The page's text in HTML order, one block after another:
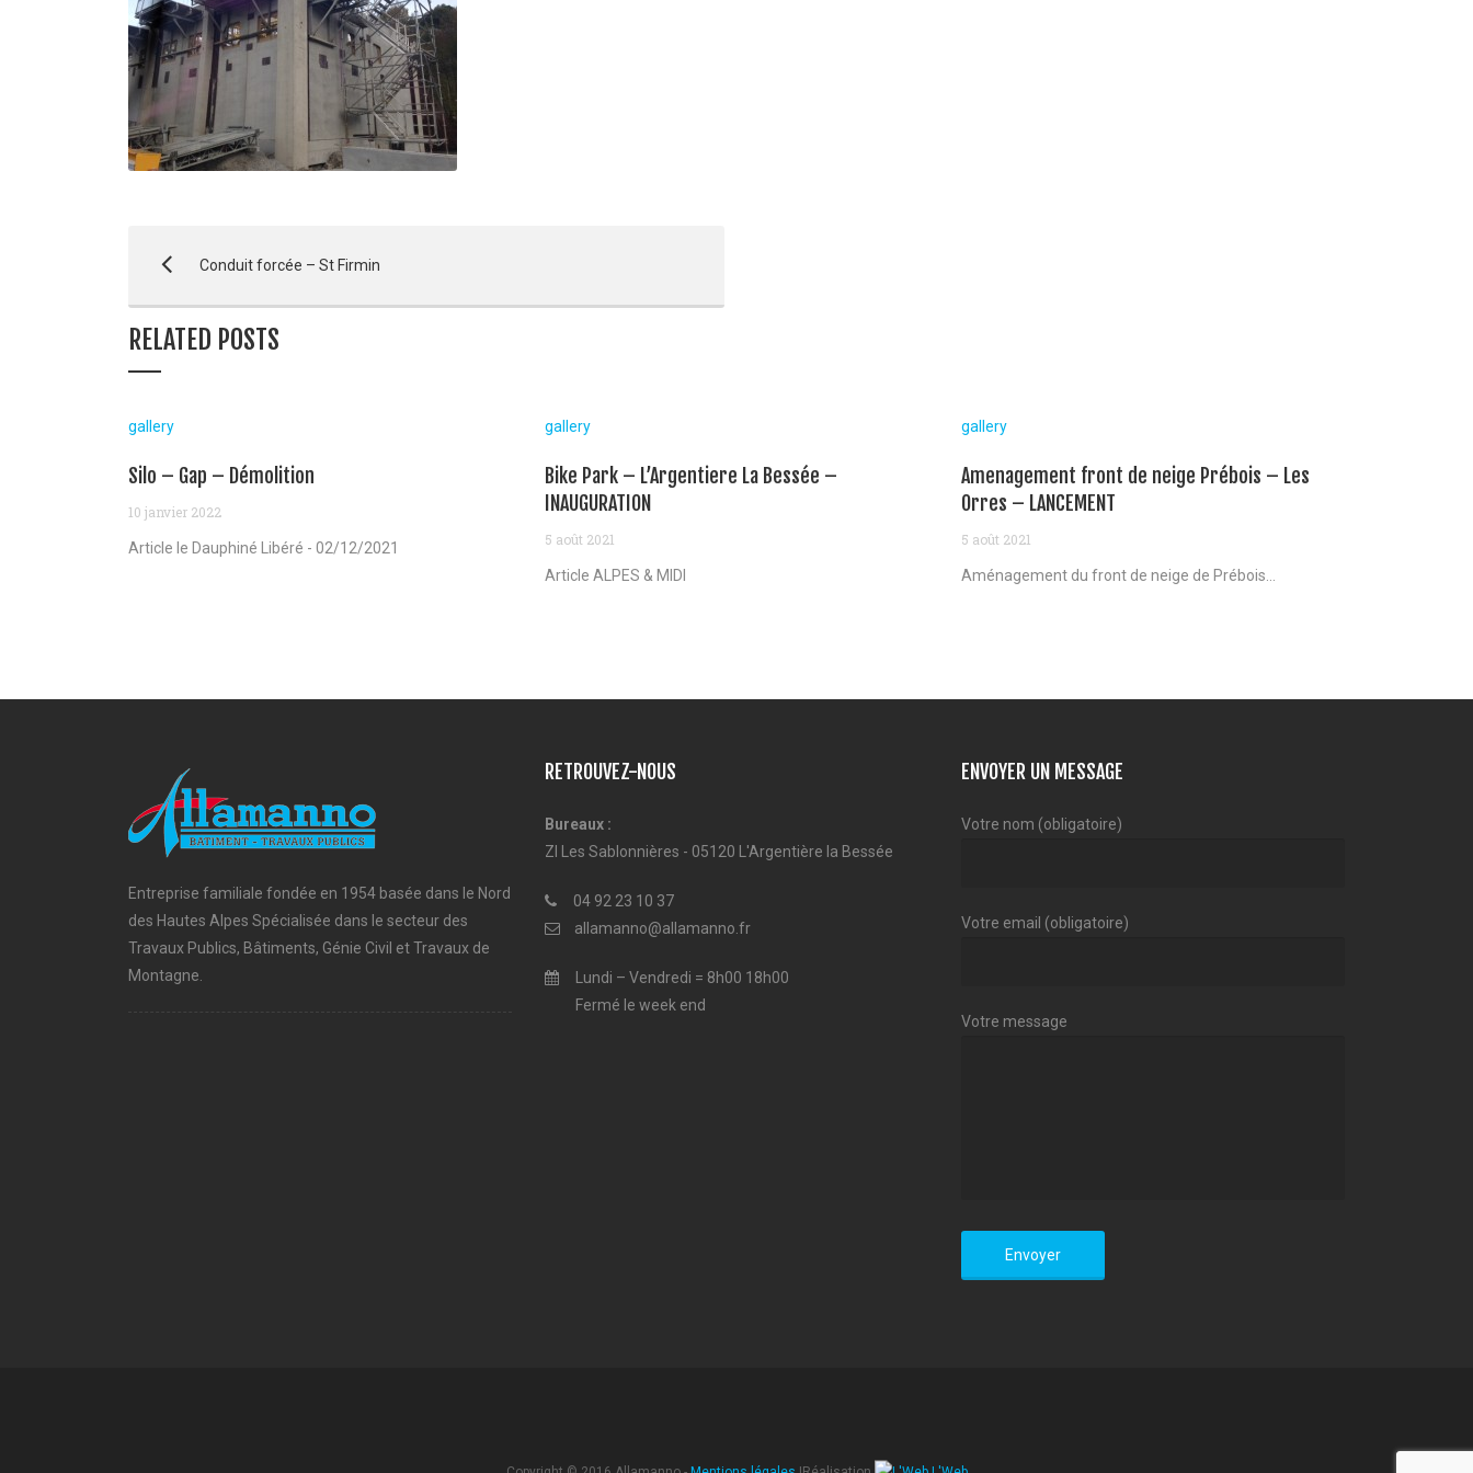
Conduit forcée – St Firmin
RELATED POSTS
gallery
Silo – Gap – Démolition
10 janvier 2022
Article le Dauphiné Libéré - 02/12/2021
gallery
Bike Park – L’Argentiere La Bessée –
INAUGURATION
5 août 2021
Article ALPES & MIDI
gallery
Amenagement front de neige Prébois – Les
Orres – LANCEMENT
5 août 2021
Aménagement du front de neige de Prébois...
Entreprise familiale fondée en 1954 basée dans le Nord
des Hautes Alpes Spécialisée dans le secteur des
Travaux Publics, Bâtiments, Génie Civil et Travaux de
Montagne.
RETROUVEZ-NOUS
Bureaux :
ZI Les Sablonnières - 05120 L'Argentière la Bessée
04 92 23 10 37
allamanno@allamanno.fr
Lundi – Vendredi = 8h00 18h00
Fermé le week end
ENVOYER UN MESSAGE
Votre nom (obligatoire)
Votre email (obligatoire)
Votre message